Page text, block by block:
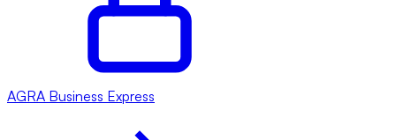
AGRA Business Express